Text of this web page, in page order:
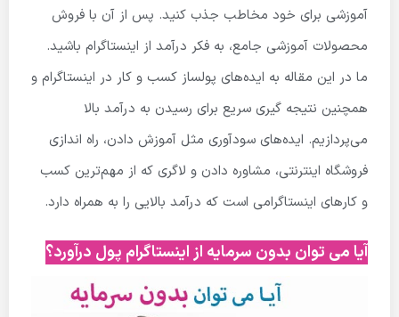
آموزشی برای خود مخاطب جذب کنید. پس از آن با فروش
محصولات آموزشی جامع، به فکر درآمد از اینستاگرام باشید.
ما در این مقاله به ایده‌های پولساز کسب و کار در اینستاگرام و
همچنین نتیجه گیری سریع برای رسیدن به درآمد بالا
می‌پردازیم. ایده‌های سودآوری مثل آموزش دادن، راه اندازی
فروشگاه اینترنتی، مشاوره دادن و لاگری که از مهم‌ترین کسب
و کارهای اینستاگرامی است که درآمد بالایی را به همراه دارد.
آیا می توان بدون سرمایه از اینستاگرام پول درآورد؟